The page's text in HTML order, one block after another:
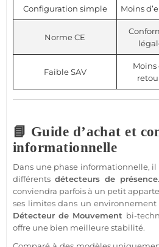
Configuration simple Moins
Norme CE
Faible SAV
Moins
📘 Guide d’achat et
informationnelle
Dans une phase informationnelle,
différents détecteurs de présence
conviendra parfois à un petit
ses limites dans un environnement
Détecteur de Mouvement bi-
offre une bien meilleure stabilité.